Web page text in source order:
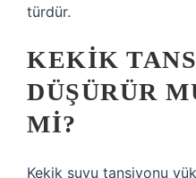
türdür.
KEKIK
DÜŞÜRÜR
MI?
Kekik suyu tansiyonu